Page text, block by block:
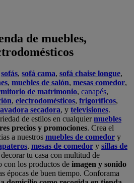
de muebles,
sofás, sofá cama, sofá chaise longue,
, muebles de salón, mesas comedor,
de matrimonio, canapés,
, electrodomésticos, frigoríficos,
secadora, y televisiones.
de estilos en cualquiermuebles
precios y promociones. Crea el
a nuestros muebles de comedor y
, mesas de comedor y sillas de
tu casa con multitud de
con los productos de imagen y sonido
épocas de buen tiempo. Conforama